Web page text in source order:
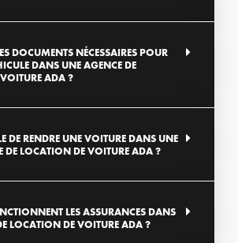
DOCUMENTS NÉCESSAIRES POUR
DANS UNE AGENCE DE
ADA ?
DE RENDRE UNE VOITURE DANS UNE
DE LOCATION DE VOITURE ADA ?
LES ASSURANCES DANS
LOCATION DE VOITURE ADA ?